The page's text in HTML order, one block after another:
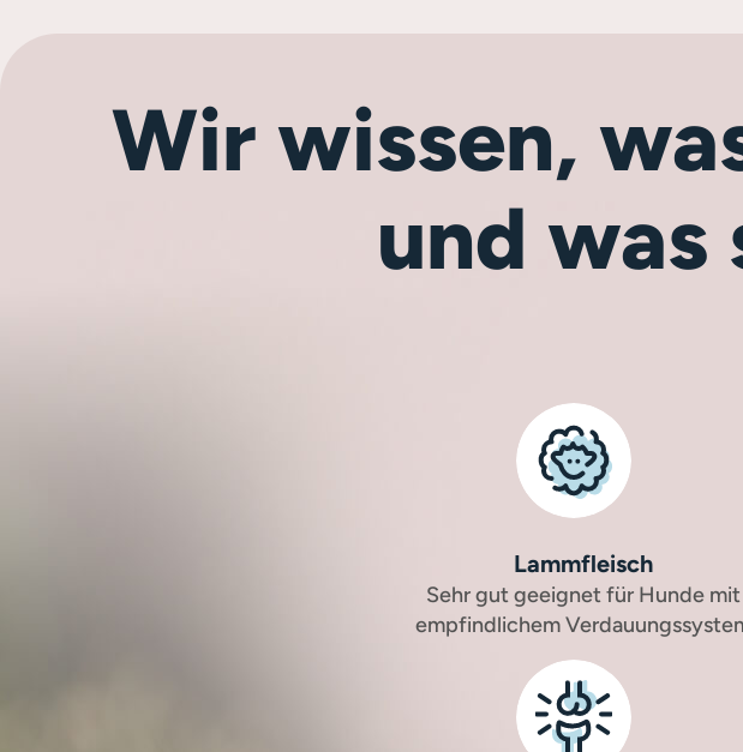
Wir wissen,
und was
Lammfleisch
Sehr gut geeignet für Hunde mit
empfindlichem